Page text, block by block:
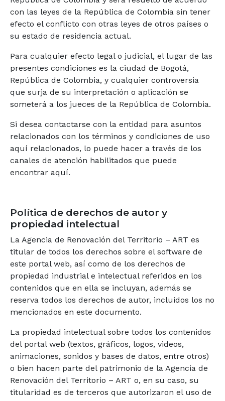
con las leyes de la República de Colombia sin tener
efecto el conflicto con otras leyes de otros países o
su estado de residencia actual.
Para cualquier efecto legal o judicial, el lugar de las
presentes condiciones es la ciudad de Bogotá,
República de Colombia, y cualquier controversia
que surja de su interpretación o aplicación se
someterá a los jueces de la República de Colombia.
Si desea contactarse con la entidad para asuntos
relacionados con los términos y condiciones de uso
aquí relacionados, lo puede hacer a través de los
canales de atención habilitados que puede
encontrar aquí.
Política de derechos de autor y
propiedad intelectual
La Agencia de Renovación del Territorio – ART es
titular de todos los derechos sobre el software de
este portal web, así como de los derechos de
propiedad industrial e intelectual referidos en los
contenidos que en ella se incluyan, además se
reserva todos los derechos de autor, incluidos los no
mencionados en este documento.
La propiedad intelectual sobre todos los contenidos
del portal web (textos, gráficos, logos, videos,
animaciones, sonidos y bases de datos, entre otros)
o bien hacen parte del patrimonio de la Agencia de
Renovación del Territorio – ART o, en su caso, su
titularidad es de terceros que autorizaron el uso de